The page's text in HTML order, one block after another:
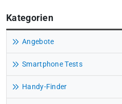
Kategorien
Angebote
Smartphone Tests
Handy-Finder